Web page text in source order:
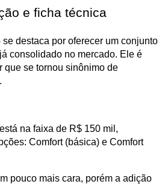
e ficha técnica
destaca por oferecer um conjunto
consolidado no mercado. Ele é
que se tornou sinônimo de
na faixa de R$ 150 mil,
Comfort (básica) e Comfort
pouco mais cara, porém a adição